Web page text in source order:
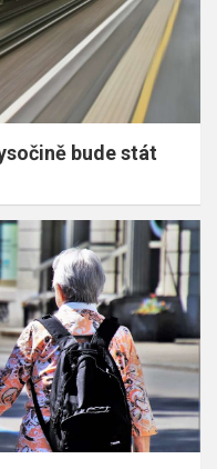
bude stát